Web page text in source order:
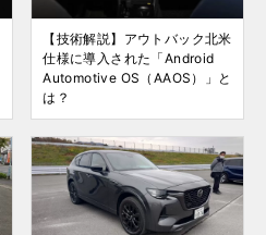
【技術解説】アウトバック北米
仕様に導入された「Android
Automotive OS（AAOS）」と
は？